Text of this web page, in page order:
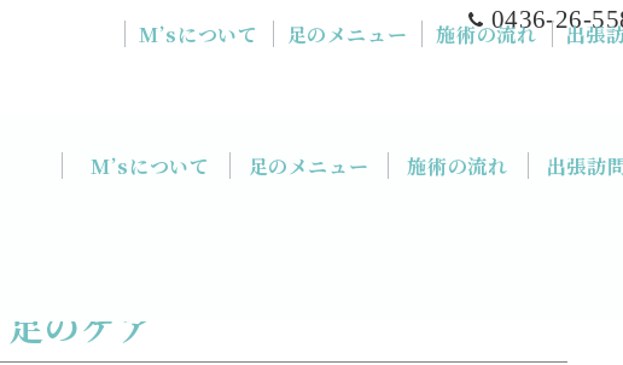
0436-26-
M’sについて 足のメニュー 施術の流れ 出張訪
M’sについて 足のメニュー 施術の流れ 出張
角質ケア 魚の目ケア 千葉 市原 足のケア
のケア